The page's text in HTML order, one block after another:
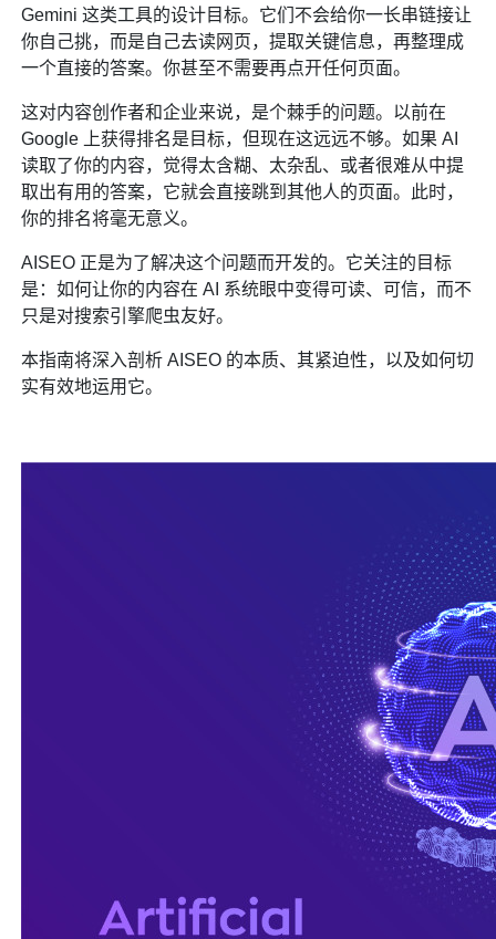
Gemini 这类工具的设计目标。它们不会给你一长串链接让
你自己挑，而是自己去读网页，提取关键信息，再整理成
一个直接的答案。你甚至不需要再点开任何页面。
这对内容创作者和企业来说，是个棘手的问题。以前在
Google 上获得排名是目标，但现在这远远不够。如果 AI
读取了你的内容，觉得太含糊、太杂乱、或者很难从中提
取出有用的答案，它就会直接跳到其他人的页面。此时，
你的排名将毫无意义。
AISEO 正是为了解决这个问题而开发的。它关注的目标
是：如何让你的内容在 AI 系统眼中变得可读、可信，而不
只是对搜索引擎爬虫友好。
本指南将深入剖析 AISEO 的本质、其紧迫性，以及如何切
实有效地运用它。